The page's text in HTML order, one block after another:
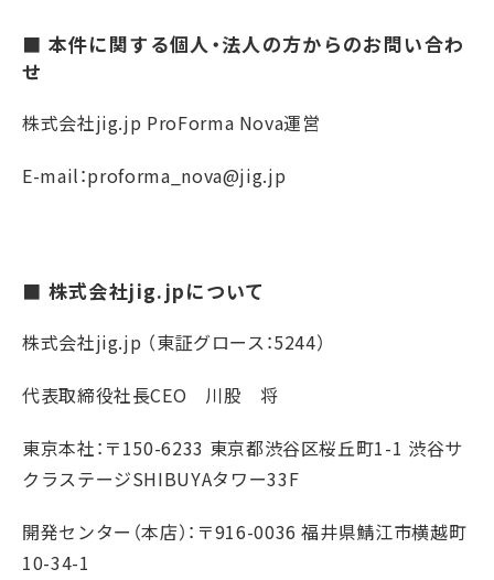
■ 本件に関する個人・法人の方からのお問い合わ
せ
株式会社jig.jp ProForma Nova運営
E-mail：proforma_nova@jig.jp
■ 株式会社jig.jpについて
株式会社jig.jp （東証グロース：5244）
代表取締役社長CEO 川股 将
東京本社：〒150-6233 東京都渋谷区桜丘町1-1 渋谷サ
クラステージSHIBUYAタワー33F
開発センター（本店）：〒916-0036 福井県鯖江市横越町
10-34-1